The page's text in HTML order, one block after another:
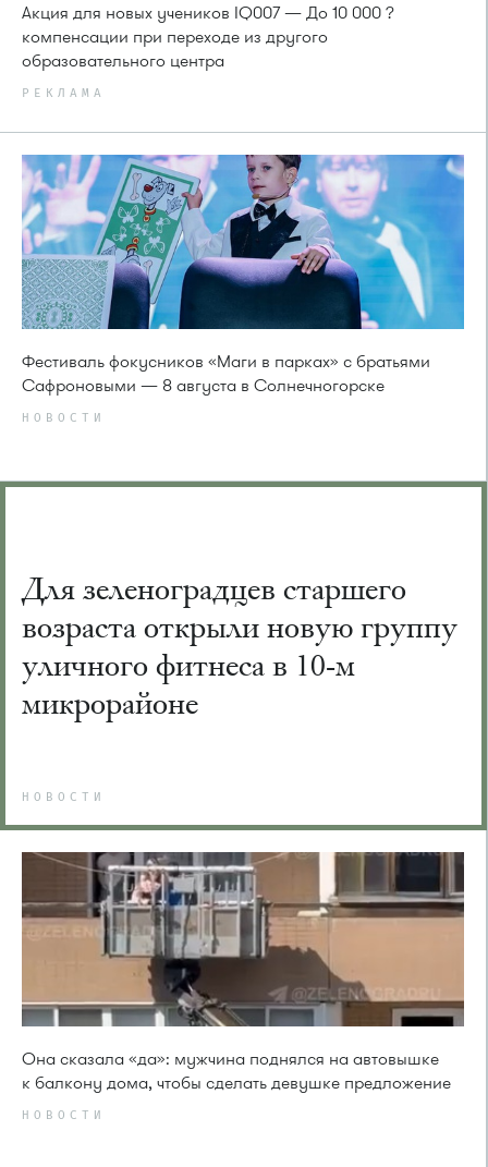
Акция для новых учеников IQ007 — До 10 000 ?
компенсации при переходе из другого
образовательного центра
РЕКЛАМА
Фестиваль фокусников «Маги в парках» с братьями
Сафроновыми — 8 августа в Солнечногорске
НОВОСТИ
Для зеленоградцев старшего
возраста открыли новую группу
уличного фитнеса в 10-м
микрорайоне
НОВОСТИ
Она сказала «да»: мужчина поднялся на автовышке
к балкону дома, чтобы сделать девушке предложение
НОВОСТИ